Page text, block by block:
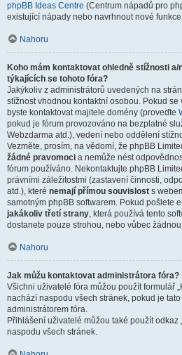
phpBB Ideas Centre (Centrum nápadů pro
existující nápady nebo navrhnout nové
Nahoru
Koho mám kontaktovat ohledně stížnosti
týkajících se tohoto fóra?
Jakýkoliv z administrátorů uvedených na
stížnost vhodnou kontaktní osobou. Pokud
byste kontaktovat majitele domény (proveďte
pokud je fórum provozováno na bezplatné
Webzdarma atd.), vedení nebo oddělení
Vezměte, prosím, na vědomí, že phpBB
žádné pravomoci a nemůže nést
fórum používáno. Nekontaktujte phpBB
právními záležitostmi (zastavení činnosti,
atd.), které nemají přímou souvislost s
samotným phpBB softwarem. Pokud pošlete
jakákoliv třetí strany, která používá tento
dostanete pouze strohou, nebo vůbec
Nahoru
Jak můžu kontaktovat administrátora fóra?
Všichni uživatelé fóra můžou použít formulář
nachází naspodu všech stránek, pokud je
administrátorem fóra.
Přihlášení uživatelé můžou také použít odkaz
naspodu všech stránek.